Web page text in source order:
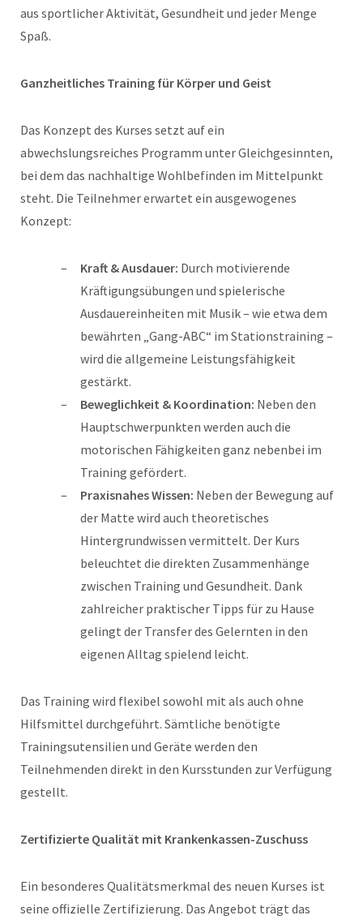
aus sportlicher Aktivität, Gesundheit und jeder Menge
Spaß.
Ganzheitliches Training für Körper und Geist
Das Konzept des Kurses setzt auf ein
abwechslungsreiches Programm unter Gleichgesinnten,
bei dem das nachhaltige Wohlbefinden im Mittelpunkt
steht. Die Teilnehmer erwartet ein ausgewogenes
Konzept:
Kraft & Ausdauer: Durch motivierende
Kräftigungsübungen und spielerische
Ausdauereinheiten mit Musik – wie etwa dem
bewährten „Gang-ABC“ im Stationstraining –
wird die allgemeine Leistungsfähigkeit
gestärkt.
Beweglichkeit & Koordination: Neben den
Hauptschwerpunkten werden auch die
motorischen Fähigkeiten ganz nebenbei im
Training gefördert.
Praxisnahes Wissen: Neben der Bewegung auf
der Matte wird auch theoretisches
Hintergrundwissen vermittelt. Der Kurs
beleuchtet die direkten Zusammenhänge
zwischen Training und Gesundheit. Dank
zahlreicher praktischer Tipps für zu Hause
gelingt der Transfer des Gelernten in den
eigenen Alltag spielend leicht.
Das Training wird flexibel sowohl mit als auch ohne
Hilfsmittel durchgeführt. Sämtliche benötigte
Trainingsutensilien und Geräte werden den
Teilnehmenden direkt in den Kursstunden zur Verfügung
gestellt.
Zertifizierte Qualität mit Krankenkassen-Zuschuss
Ein besonderes Qualitätsmerkmal des neuen Kurses ist
seine offizielle Zertifizierung. Das Angebot trägt das